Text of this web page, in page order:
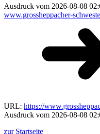
Ausdruck vom 2026-08-08
www.grossheppacher-
URL: https://
Ausdruck vom 2026-08-08
zur Startseite